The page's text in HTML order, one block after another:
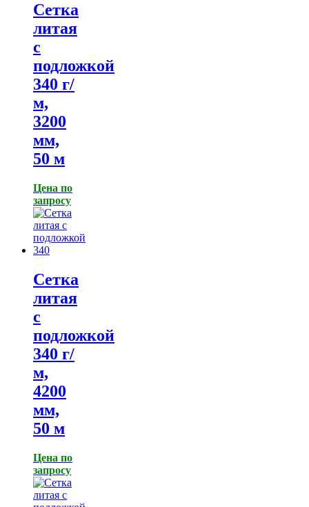
Сетка
литая
с
подложкой
340 г/
м,
3200
мм,
50 м
Цена по
запросу
Сетка
литая
с
подложкой
340 г/
м,
4200
мм,
50 м
Цена по
запросу